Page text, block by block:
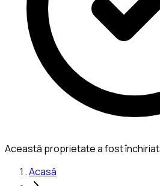
Această proprietate a fost
Acasă